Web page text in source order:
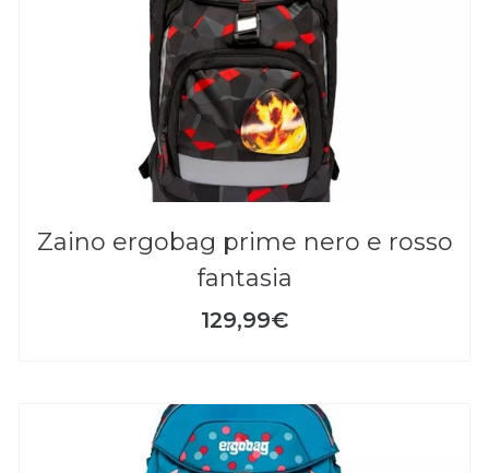
zaino ergobag prime nero e rosso
fantasia
129,99€